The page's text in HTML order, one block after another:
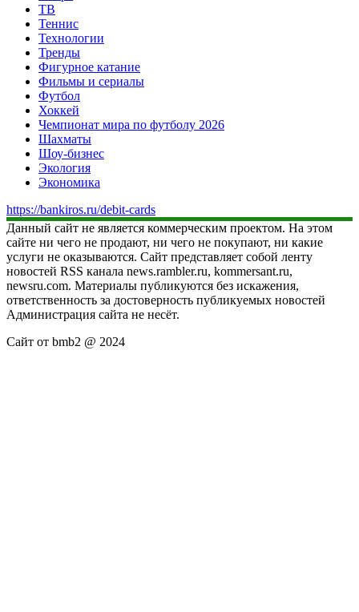
ТВ
Теннис
Технологии
Тренды
Фигурное катание
Фильмы и сериалы
Футбол
Хоккей
Чемпионат мира по футболу 2026
Шахматы
Шоу-бизнес
Экология
Экономика
https://bankiros.ru/debit-cards
Данный сайт не является коммерческим проектом. На этом
сайте ни чего не продают, ни чего не покупают, ни какие
услуги не оказываются. Сайт представляет собой ленту
новостей RSS канала news.rambler.ru, kommersant.ru,
newsru.com. Материалы публикуются без искажения,
ответственность за достоверность публикуемых новостей
Администрация сайта не несёт.
Сайт от bmb2 @ 2024